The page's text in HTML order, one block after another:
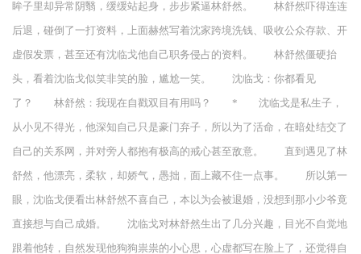
眸子里却异常阴翳，缓缓站起身，步步紧逼林舒然。 林舒然吓得连连
后退，碰倒了一打资料，上面赫然写着沈家跨境洗钱、吸收公众存款、开
虚假发票，甚至还有沈临戈他自己职务侵占的资料。 林舒然僵硬抬
头，看着沈临戈似笑非笑的脸，尴尬一笑。 沈临戈：你都看见
了？ 林舒然：我现在自戳双目有用吗？ * 沈临戈是私生子，
从小见不得光，他深知自己只是豪门弃子，所以为了活命，在暗处结交了
自己的关系网，并对旁人都抱有极高的戒心甚至敌意。 直到遇见了林
舒然，他漂亮，柔软，却娇气，愚拙，面上藏不住一点事。 所以第一
眼，沈临戈便看出林舒然不喜自己，本以为会被退婚，没想到那小少爷竟
直接想与自己成婚。 沈临戈对林舒然生出了几分兴趣，目光不自觉地
跟着他转，自然发现他狗狗祟祟的小心思，心虚都写在脸上了，还觉得自